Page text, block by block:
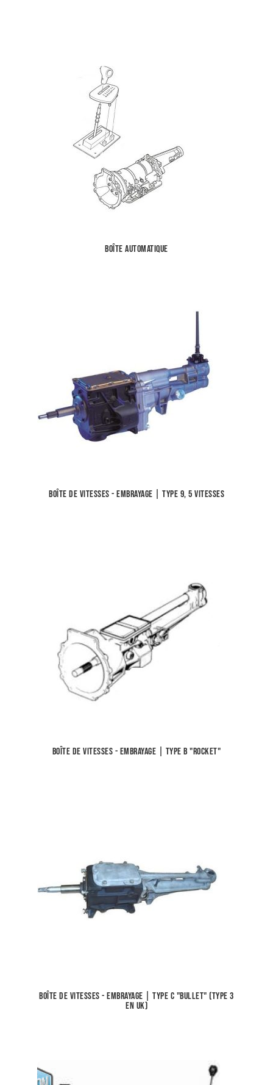
Boîte automatique
Boîte de vitesses - Embrayage | Type 9, 5 vitesses
Boîte de vitesses - Embrayage | Type B "Rocket"
Boîte de vitesses - Embrayage | Type C "Bullet" (Type 3
en UK)